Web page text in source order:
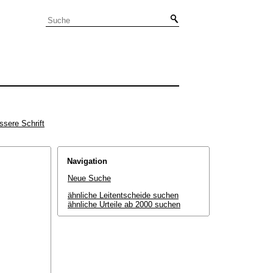
Schrift
Navigation
Neue Suche
ähnliche Leitentscheide suchen
ähnliche Urteile ab 2000 suchen